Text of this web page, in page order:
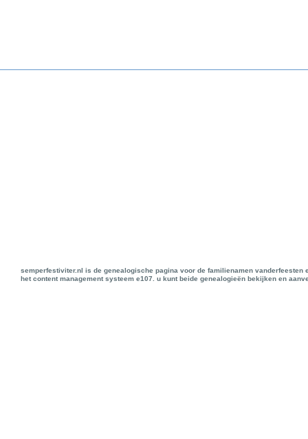
semperfestiviter.nl is de genealogische pagina voor de familienamen
het content management systeem e107. u kunt beide genealogieën bekijken en